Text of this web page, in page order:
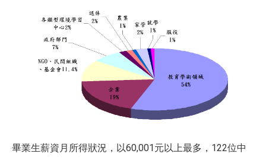
畢業生薪資月所得狀況，以60,001元以上最多， 122位中